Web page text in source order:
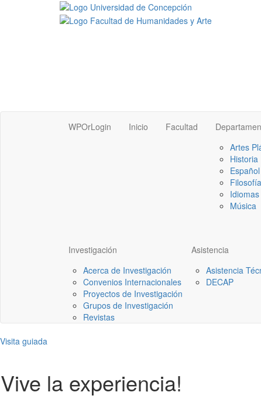
WPOrLogin Inicio Facultad
Artes
Historia
Español
Filosofía
Música
Investigación
Acerca de Investigación
Convenios Internacionales
Proyectos de Investigación
Grupos de Investigación
Revistas
Asistencia
Asistencia
DECAP
Visita guiada
Vive la experiencia!